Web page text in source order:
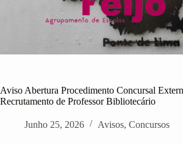
Aviso Abertura Procedimento Concursal
Recrutamento de Professor Bibliotecário
Junho 25, 2026 Avisos, Concursos